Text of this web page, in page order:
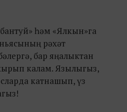
һәм «Ялкын»га
рәхәт
бар яңалыктан
калам. Язылыгыз,
катнашып, үз